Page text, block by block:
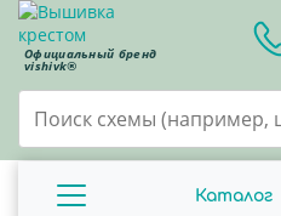
Официальный бренд
vishivk®
Каталог